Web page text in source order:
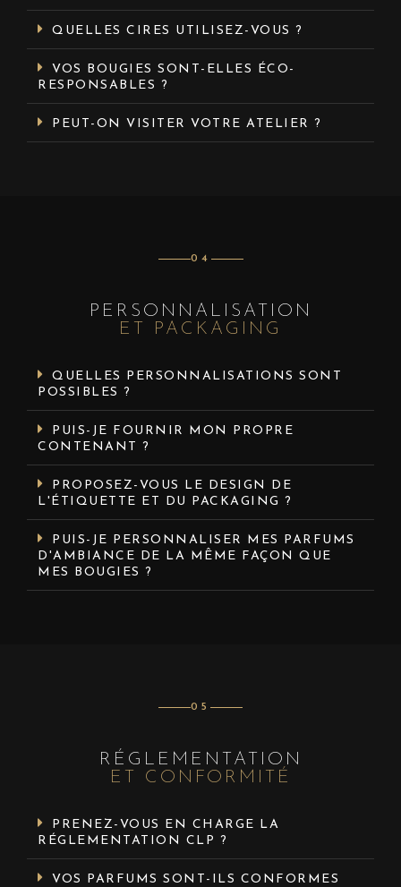
QUELLES CIRES UTILISEZ-VOUS ?
VOS BOUGIES SONT-ELLES ÉCO-
RESPONSABLES ?
PEUT-ON VISITER VOTRE ATELIER ?
04
PERSONNALISATION
ET PACKAGING
QUELLES PERSONNALISATIONS SONT
POSSIBLES ?
PUIS-JE FOURNIR MON PROPRE
CONTENANT ?
PROPOSEZ-VOUS LE DESIGN DE
L'ÉTIQUETTE ET DU PACKAGING ?
PUIS-JE PERSONNALISER MES PARFUMS
D'AMBIANCE DE LA MÊME FAÇON QUE
MES BOUGIES ?
05
RÉGLEMENTATION
ET CONFORMITÉ
PRENEZ-VOUS EN CHARGE LA
RÉGLEMENTATION CLP ?
VOS PARFUMS SONT-ILS CONFORMES